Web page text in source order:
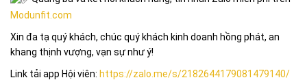
Modunfit.com
Xin đa tạ quý khách, chúc quý khách kinh doanh hồng phát, an
khang thịnh vượng, vạn sự như ý!
Link tải app Hội viên: https://zalo.me/s/2182644179081479140/